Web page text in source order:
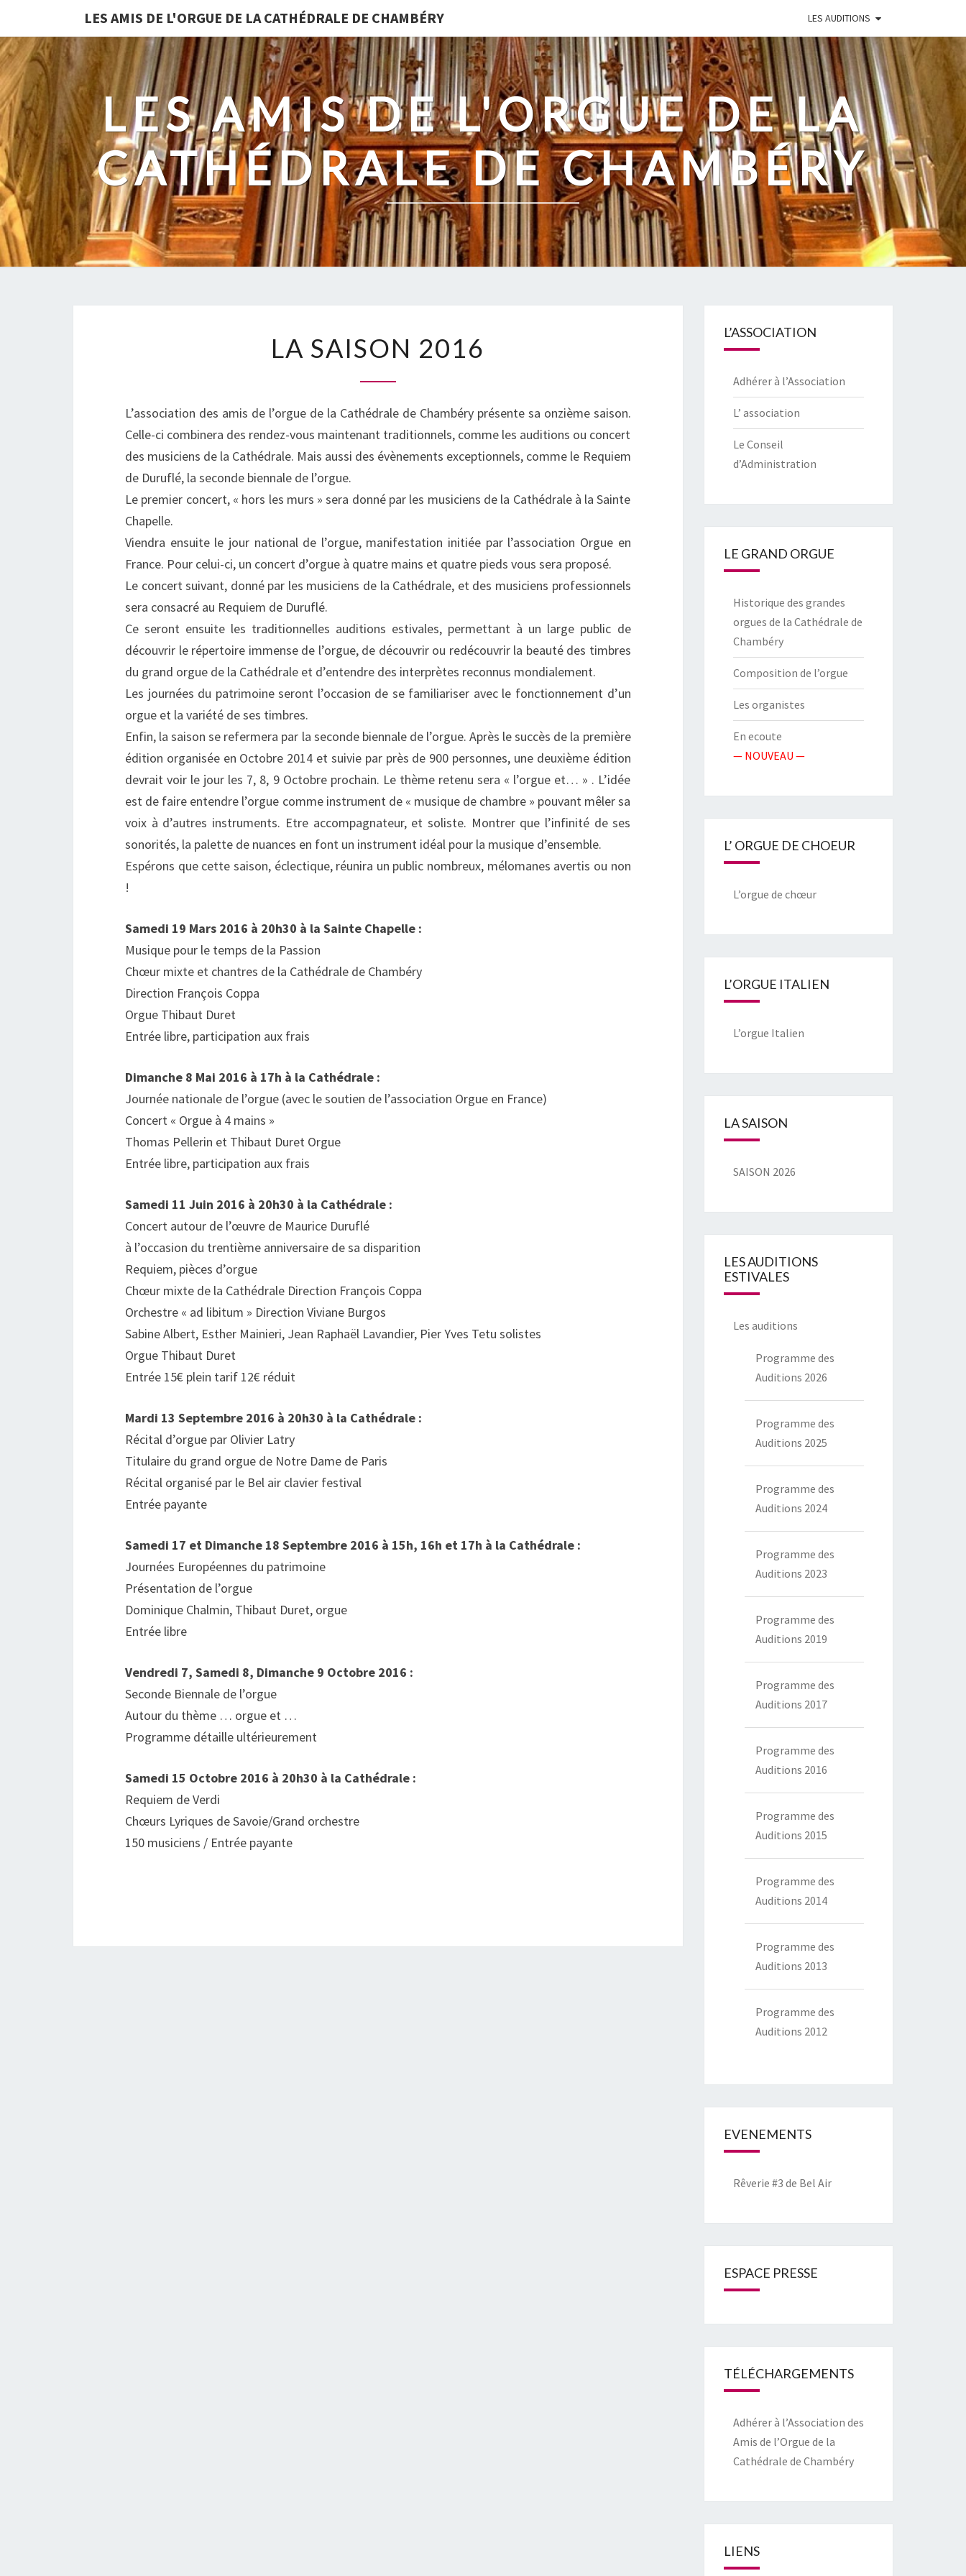
LES AMIS DE L'ORGUE DE LA CATHÉDRALE DE CHAMBÉRY LES AUDITIONS
LES AMIS DE L'ORGUE DE LA
CATHÉDRALE DE CHAMBÉRY
SAISON
LA SAISON 2016
L’association des amis de l’orgue de la Cathédrale de Chambéry présente sa onzième saison.
Celle-ci combinera des rendez-vous maintenant traditionnels, comme les auditions ou concert
des musiciens de la Cathédrale. Mais aussi des évènements exceptionnels, comme le Requiem
de Duruflé, la seconde biennale de l’orgue.
Le premier concert, « hors les murs » sera donné par les musiciens de la Cathédrale à la Sainte
Chapelle.
Viendra ensuite le jour national de l’orgue, manifestation initiée par l’association Orgue en
France. Pour celui-ci, un concert d’orgue à quatre mains et quatre pieds vous sera proposé.
Le concert suivant, donné par les musiciens de la Cathédrale, et des musiciens professionnels
sera consacré au Requiem de Duruflé.
Ce seront ensuite les traditionnelles auditions estivales, permettant à un large public de
découvrir le répertoire immense de l’orgue, de découvrir ou redécouvrir la beauté des timbres
du grand orgue de la Cathédrale et d’entendre des interprètes reconnus mondialement.
Les journées du patrimoine seront l’occasion de se familiariser avec le fonctionnement d’un
orgue et la variété de ses timbres.
Enfin, la saison se refermera par la seconde biennale de l’orgue. Après le succès de la première
édition organisée en Octobre 2014 et suivie par près de 900 personnes, une deuxième édition
devrait voir le jour les 7, 8, 9 Octobre prochain. Le thème retenu sera « l’orgue et… » . L’idée
est de faire entendre l’orgue comme instrument de « musique de chambre » pouvant mêler sa
voix à d’autres instruments. Etre accompagnateur, et soliste. Montrer que l’infinité de ses
sonorités, la palette de nuances en font un instrument idéal pour la musique d’ensemble.
Espérons que cette saison, éclectique, réunira un public nombreux, mélomanes avertis ou non
!
Samedi 19 Mars 2016 à 20h30 à la Sainte Chapelle :
Musique pour le temps de la Passion
Chœur mixte et chantres de la Cathédrale de Chambéry
Direction François Coppa
Orgue Thibaut Duret
Entrée libre, participation aux frais
Dimanche 8 Mai 2016 à 17h à la Cathédrale :
Journée nationale de l’orgue (avec le soutien de l’association Orgue en France)
Concert « Orgue à 4 mains »
Thomas Pellerin et Thibaut Duret Orgue
Entrée libre, participation aux frais
Samedi 11 Juin 2016 à 20h30 à la Cathédrale :
Concert autour de l’œuvre de Maurice Duruflé
à l’occasion du trentième anniversaire de sa disparition
Requiem, pièces d’orgue
Chœur mixte de la Cathédrale Direction François Coppa
Orchestre « ad libitum » Direction Viviane Burgos
Sabine Albert, Esther Mainieri, Jean Raphaël Lavandier, Pier Yves Tetu solistes
Orgue Thibaut Duret
Entrée 15€ plein tarif 12€ réduit
Mardi 13 Septembre 2016 à 20h30 à la Cathédrale :
Récital d’orgue par Olivier Latry
Titulaire du grand orgue de Notre Dame de Paris
Récital organisé par le Bel air clavier festival
Entrée payante
Samedi 17 et Dimanche 18 Septembre 2016 à 15h, 16h et 17h à la Cathédrale :
Journées Européennes du patrimoine
Présentation de l’orgue
Dominique Chalmin, Thibaut Duret, orgue
Entrée libre
Vendredi 7, Samedi 8, Dimanche 9 Octobre 2016 :
Seconde Biennale de l’orgue
Autour du thème … orgue et …
Programme détaille ultérieurement
Samedi 15 Octobre 2016 à 20h30 à la Cathédrale :
Requiem de Verdi
Chœurs Lyriques de Savoie/Grand orchestre
150 musiciens / Entrée payante
L’ASSOCIATION
Adhérer à l’Association
L’ association
Le Conseil
d’Administration
LE GRAND ORGUE
Historique des grandes
orgues de la Cathédrale de
Chambéry
Composition de l’orgue
Les organistes
En ecoute
— NOUVEAU —
L’ ORGUE DE CHOEUR
L’orgue de chœur
L’ORGUE ITALIEN
L’orgue Italien
LA SAISON
SAISON 2026
LES AUDITIONS
ESTIVALES
Les auditions
Programme des
Auditions 2026
Programme des
Auditions 2025
Programme des
Auditions 2024
Programme des
Auditions 2023
Programme des
Auditions 2019
Programme des
Auditions 2017
Programme des
Auditions 2016
Programme des
Auditions 2015
Programme des
Auditions 2014
Programme des
Auditions 2013
Programme des
Auditions 2012
EVENEMENTS
Rêverie #3 de Bel Air
ESPACE PRESSE
TÉLÉCHARGEMENTS
Adhérer à l’Association des
Amis de l’Orgue de la
Cathédrale de Chambéry
LIENS